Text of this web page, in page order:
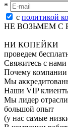
*
с политикой
НЕ ВОЗЬМЕМ С
НИ КОПЕЙКИ
проведем
Свяжитесь с нами
Почему компании
Мы
Наши VIP
Мы лидер
большой опыт
(у нас самые